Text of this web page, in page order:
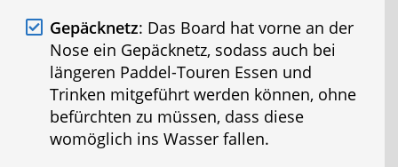
Gepäcknetz: Das Board hat vorne an der
Nose ein Gepäcknetz, sodass auch bei
längeren Paddel-Touren Essen und
Trinken mitgeführt werden können, ohne
befürchten zu müssen, dass diese
womöglich ins Wasser fallen.